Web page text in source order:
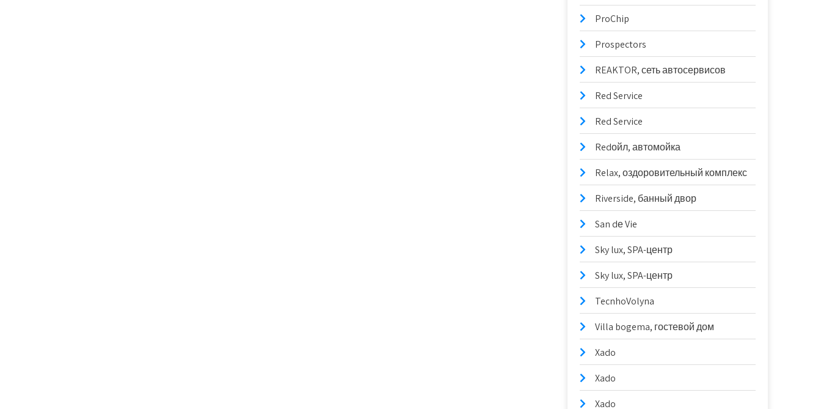
ProChip
Prospectors
REAKTOR, сеть автосервисов
Red Service
Red Service
Redойл, автомойка
Relax, оздоровительный комплекс
Riverside, банный двор
San dе Vie
Sky lux, SPA-центр
Sky lux, SPA-центр
TecnhoVolyna
Villa bogema, гостевой дом
Xado
Xado
Xado